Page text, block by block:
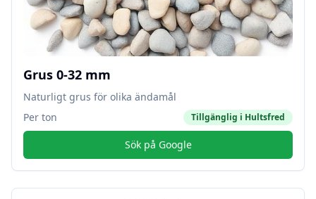
Grus 0-32 mm
Naturligt grus för olika ändamål
Per ton
Tillgänglig i Hultsfred
Sök på Google